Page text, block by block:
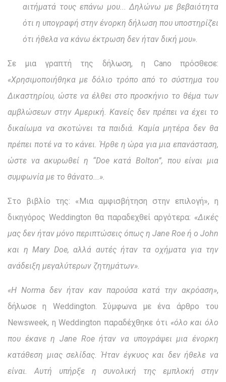
αιτήματά τους επάνω μου... Δηλώνω με βεβαιότητα
ότι η υπογραφή στην ένορκη δήλωση που υποστηρίζει
ότι ήθελα να κάνω έκτρωση δεν ήταν δική μου».
Σε μια γραπτή της δήλωση, η Cano πρόσθεσε:
«Χρησιμοποιήθηκα με δόλιο τρόπο από το σύστημα του
Δικαστηρίου, ώστε να έλθει στο προσκήνιο το θέμα των
αμβλώσεων στην Αμερική. Κανείς δεν πρέπει να έχει το
δικαίωμα να σκοτώνει τα παιδιά. Καμία μητέρα δεν θα
πρέπει ποτέ να το κάνει. Ήρθε η ώρα για μια επανάσταση,
ώστε να ακυρωθεί η “Doe κατά Bolton”, που είναι μια
συμφωνία με το θάνατο...».
Στο βιβλίο της: «Μια αμφισβήτηση στην επιλογή», η
δικηγόρος Weddington θα παραδεχθεί αργότερα: «Δικές
μας δεν ήταν μόνο περιπτώσεις όπως η Jane Roe ή ο John
και η Mary Doe, αλλά αυτές ήταν τα οχήματα για την
ανάδειξη μεγαλύτερων ζητημάτων».
«Η Norma δεν ήταν καν παρούσα κατά την ακρόαση»,
δήλωσε η Weddington. Σύμφωνα με ένα άρθρο του
Newsweek, η Weddington παραδέχθηκε ότι «όλο και όλο
που έκανε η Jane Roe ήταν να υπογράψει μια ένορκη
κατάθεση μιας σελίδας. Ήταν έγκυος και δεν ήθελε να
είναι. Αυτή υπήρξε η συνολική της εμπλοκή στην